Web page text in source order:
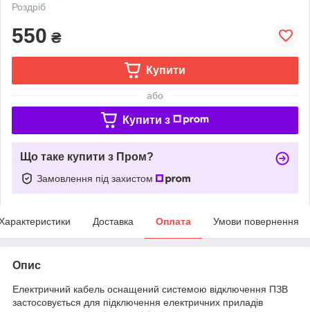
Роздріб
550 ₴
Купити
або
Купити з
Що таке купити з Пром?
Замовлення під захистом
Доставка Оплата Умови повернення
Опис
Електричний кабель оснащений системою відключення ПЗВ
застосовується для підключення електричних приладів